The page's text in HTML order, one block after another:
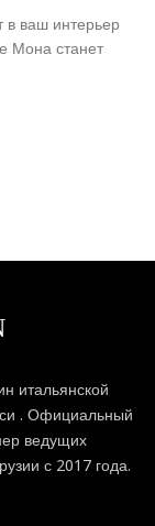
в ваш интерьер
Мона станет
итальянской
. Официальный
ведущих
с 2017 года.